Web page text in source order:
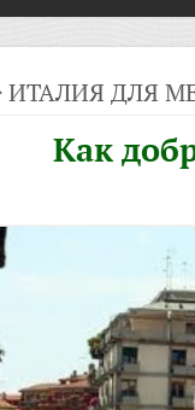
ИТАЛИЯ ДЛЯ
Как